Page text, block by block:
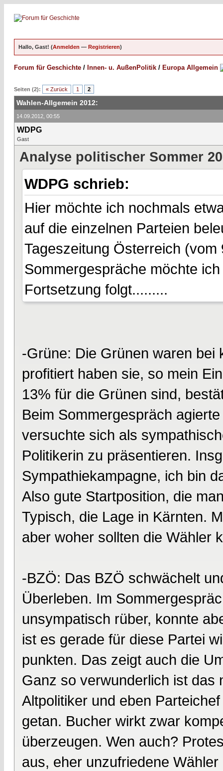
Hallo, Gast! (Anmelden — Registrieren)
Forum für Geschichte / Innen- u. AußenPolitik / Europa Allgemein
Seiten (2): « Zurück 1 2
Wahlen-Allgemein 2012:
14.09.2012, 00:55
WDPG
Gast
Analyse politischer Sommer
WDPG schrieb:
Hier möchte ich nochmals
auf die einzelnen Parteien
Tageszeitung Österreich
Sommergespräche möchte
Fortsetzung folgt.........
-Grüne: Die Grünen waren bei
profitiert haben sie, so mein
13% für die Grünen sind,
Beim Sommergespräch
versuchte sich als
Politikerin zu präsentieren.
Sympathiekampagne, ich bin
Also gute Startposition, die
Typisch, die Lage in Kärnten.
aber woher sollten die Wähler
-BZÖ: Das BZÖ schwächelt
Überleben. Im
unsympatisch rüber, konnte
ist es gerade für diese Partei
punkten. Das zeigt auch die
Ganz so verwunderlich ist das
Altpolitiker und eben
getan. Bucher wirkt zwar
überzeugen. Wen auch?
aus, eher unzufriedene